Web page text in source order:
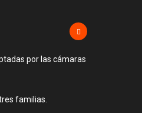
por las cámaras
familias.